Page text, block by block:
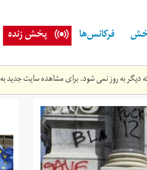
فرکانس‌ها پخش زنده
دیگر به روز نمی شود. برای مشاهده سایت جدید به